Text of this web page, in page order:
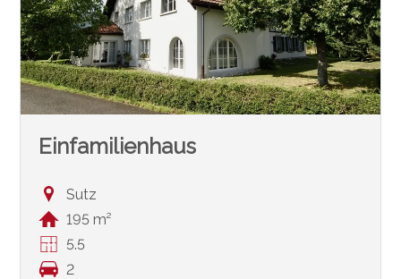
Einfamilienhaus
Sutz
195 m²
5.5
2